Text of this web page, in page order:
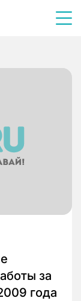
за
года